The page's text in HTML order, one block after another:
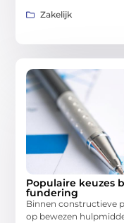
Zakelijk
Populaire keuzes
fundering
Binnen constructieve
op bewezen